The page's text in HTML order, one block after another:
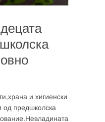
и хигиенски
од предшколска